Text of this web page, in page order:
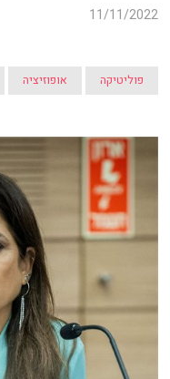
11/11/2022
פוליטיקה אופוזיציה